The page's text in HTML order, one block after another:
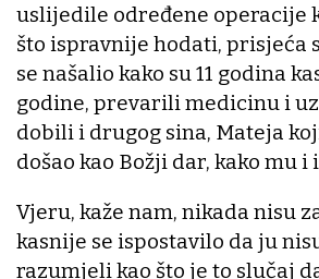
uslijedile određene operacije
što ispravnije hodati, prisjeća
se našalio kako su 11 godina
godine, prevarili medicinu i
dobili i drugog sina, Mateja
došao kao Božji dar, kako mu i
Vjeru, kaže nam, nikada nisu
kasnije se ispostavilo da ju
razumjeli kao što je to slučaj